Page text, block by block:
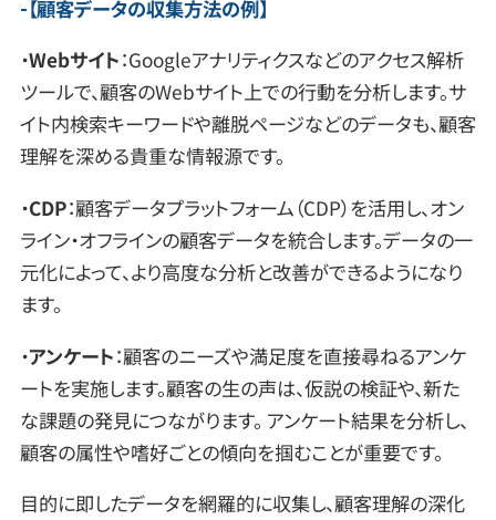
【顧客データの収集方法の例】
・Webサイト：Googleアナリティクスなどのアクセス解析
ツールで、顧客のWebサイト上での行動を分析します。サ
イト内検索キーワードや離脱ページなどのデータも、顧客
理解を深める貴重な情報源です。
・CDP：顧客データプラットフォーム（CDP）を活用し、オン
ライン・オフラインの顧客データを統合します。データの一
元化によって、より高度な分析と改善ができるようになり
ます。
・アンケート：顧客のニーズや満足度を直接尋ねるアンケ
ートを実施します。顧客の生の声は、仮説の検証や、新た
な課題の発見につながります。 アンケート結果を分析し、
顧客の属性や嗜好ごとの傾向を掴むことが重要です。
目的に即したデータを網羅的に収集し、顧客理解の深化